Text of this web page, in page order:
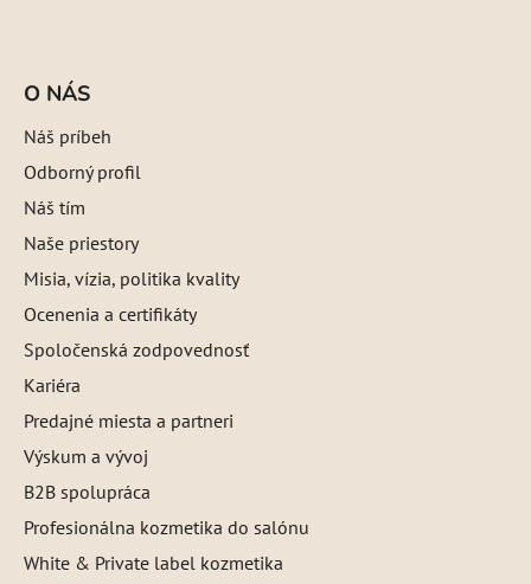
O NÁS
Náš príbeh
Odborný profil
Náš tím
Naše priestory
Misia, vízia, politika kvality
Ocenenia a certifikáty
Spoločenská zodpovednosť
Kariéra
Predajné miesta a partneri
Výskum a vývoj
B2B spolupráca
Profesionálna kozmetika do salónu
White & Private label kozmetika